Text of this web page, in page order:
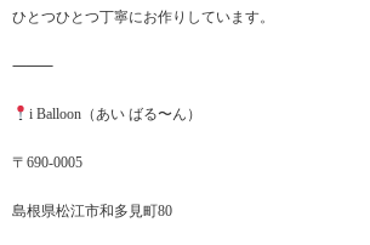
ひとつひとつ丁寧にお作りしています。
⸻
i Balloon（あい ばる〜ん）
〒690-0005
島根県松江市和多見町80